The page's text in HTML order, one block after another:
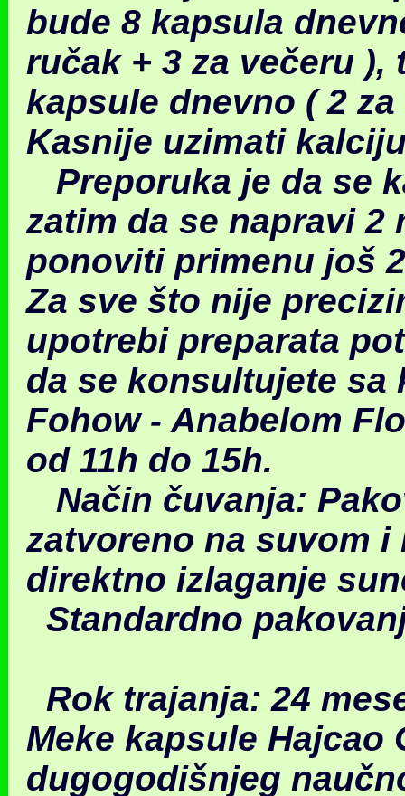
bude 8 kapsula
ručak + 3 za večeru ),
kapsule dnevno ( 2
Kasnije uzimati
Preporuka je da se
zatim da se napravi 2
ponoviti primenu još
Za sve što nije
upotrebi preparata
da se konsultujete
Fohow - Anabelom
od 11h do 15h.
Način čuvanja:
zatvoreno na suvom
direktno izlaganje
Standardno
Rok trajanja: 24
Meke kapsule Hajcao
dugogodišnjeg